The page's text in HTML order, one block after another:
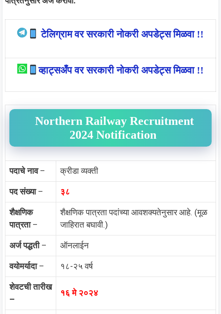
टेलिग्राम वर सरकारी नोकरी अपडेट्स मिळवा !!
व्हाट्सअँप वर सरकारी नोकरी अपडेट्स मिळवा !!
Northern Railway Recruitment
2024 Notification
पदाचे नाव– क्रीडा व्यक्ती
पद संख्या– ३८
शैक्षणिक
पात्रता–
शैक्षणिक पात्रता पदांच्या आवशक्यतेनुसार आहे. (मूळ
जाहिरात बघावी.)
अर्ज पद्धती– ऑनलाईन
वयोमर्यादा– १८-२५ वर्ष
शेवटची तारीख
–
१६ मे २०२४